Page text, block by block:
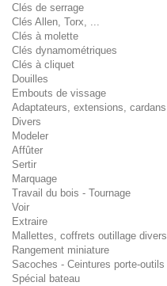
Clés de serrage
Clés Allen, Torx, ...
Clés à molette
Clés dynamométriques
Clés à cliquet
Douilles
Embouts de vissage
Adaptateurs, extensions, cardans
Divers
Modeler
Affûter
Sertir
Marquage
Travail du bois - Tournage
Voir
Extraire
Mallettes, coffrets outillage divers
Rangement miniature
Sacoches - Ceintures porte-outils
Spécial bateau